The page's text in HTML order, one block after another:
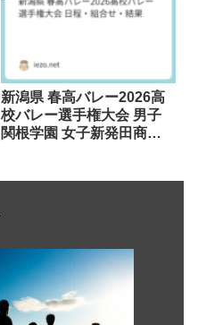
新潟県 春高バレー2026高
校バレー選手権大会 男子
関根学園 女子新発田商が